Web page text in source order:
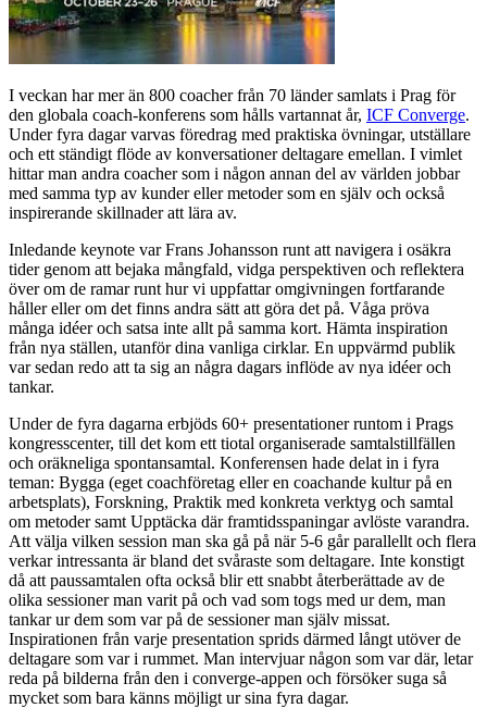
I veckan har mer än 800 coacher från 70 länder samlats i Prag för
den globala coach-konferens som hålls vartannat år, ICF Converge.
Under fyra dagar varvas föredrag med praktiska övningar, utställare
och ett ständigt flöde av konversationer deltagare emellan. I vimlet
hittar man andra coacher som i någon annan del av världen jobbar
med samma typ av kunder eller metoder som en själv och också
inspirerande skillnader att lära av.
Inledande keynote var Frans Johansson runt att navigera i osäkra
tider genom att bejaka mångfald, vidga perspektiven och reflektera
över om de ramar runt hur vi uppfattar omgivningen fortfarande
håller eller om det finns andra sätt att göra det på. Våga pröva
många idéer och satsa inte allt på samma kort. Hämta inspiration
från nya ställen, utanför dina vanliga cirklar. En uppvärmd publik
var sedan redo att ta sig an några dagars inflöde av nya idéer och
tankar.
Under de fyra dagarna erbjöds 60+ presentationer runtom i Prags
kongresscenter, till det kom ett tiotal organiserade samtalstillfällen
och oräkneliga spontansamtal. Konferensen hade delat in i fyra
teman: Bygga (eget coachföretag eller en coachande kultur på en
arbetsplats), Forskning, Praktik med konkreta verktyg och samtal
om metoder samt Upptäcka där framtidsspaningar avlöste varandra.
Att välja vilken session man ska gå på när 5-6 går parallellt och flera
verkar intressanta är bland det svåraste som deltagare. Inte konstigt
då att paussamtalen ofta också blir ett snabbt återberättade av de
olika sessioner man varit på och vad som togs med ur dem, man
tankar ur dem som var på de sessioner man själv missat.
Inspirationen från varje presentation sprids därmed långt utöver de
deltagare som var i rummet. Man intervjuar någon som var där, letar
reda på bilderna från den i converge-appen och försöker suga så
mycket som bara känns möjligt ur sina fyra dagar.